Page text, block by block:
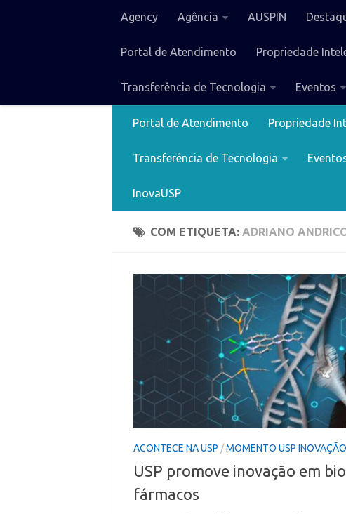
Agency Agência AUSPIN
Portal de Atendimento Propriedade
Transferência de Tecnologia Eventos
Agency Agência AUSPIN
Portal de Atendimento Propriedade
Transferência de Tecnologia
InovaUSP
COM ETIQUETA: ADRIANO
ACONTECE NA USP /MOMENTO USP INOVAÇÃO
USP promove inovação em
fármacos